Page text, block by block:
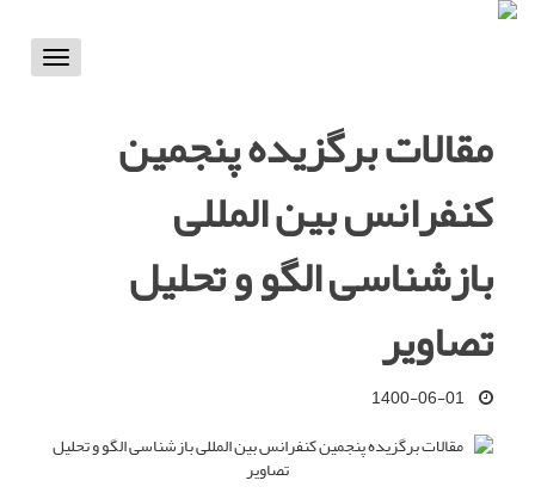
Toggle
مقالات برگزیده پنجمین
کنفرانس بین المللی
بازشناسی الگو و تحلیل
تصاویر
1400-06-01